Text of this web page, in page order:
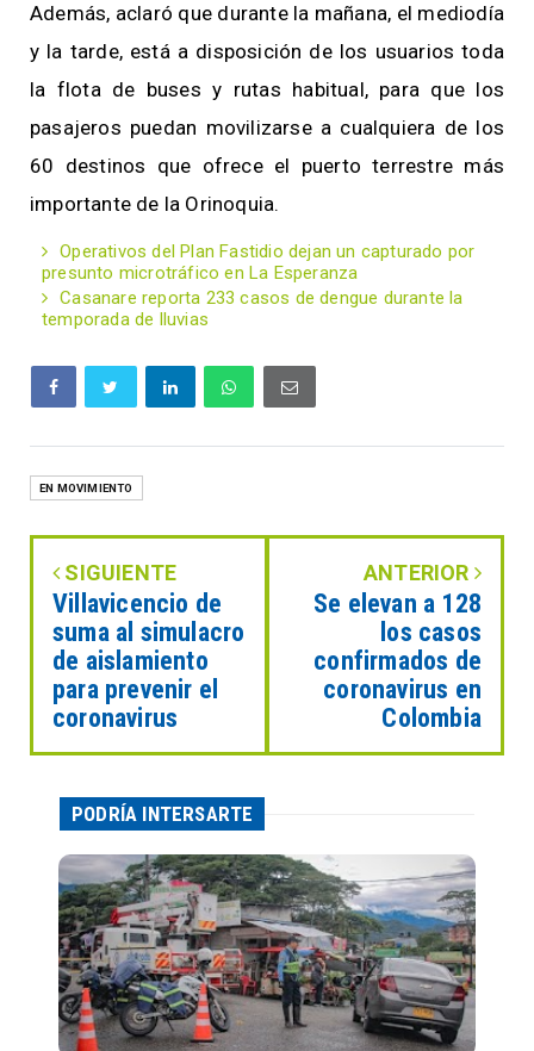
Además, aclaró que durante la mañana, el mediodía
y la tarde, está a disposición de los usuarios toda
la flota de buses y rutas habitual, para que los
pasajeros puedan movilizarse a cualquiera de los
60 destinos que ofrece el puerto terrestre más
importante de la Orinoquia.
Operativos del Plan Fastidio dejan un capturado por
presunto microtráfico en La Esperanza
Casanare reporta 233 casos de dengue durante la
temporada de lluvias
EN MOVIMIENTO
SIGUIENTE
Villavicencio de
suma al simulacro
de aislamiento
para prevenir el
coronavirus
ANTERIOR
Se elevan a 128
los casos
confirmados de
coronavirus en
Colombia
PODRÍA INTERSARTE